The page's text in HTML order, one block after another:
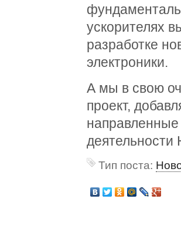
ускорителях
разработке
электроники.
А мы в свою
проект,
Тип поста: